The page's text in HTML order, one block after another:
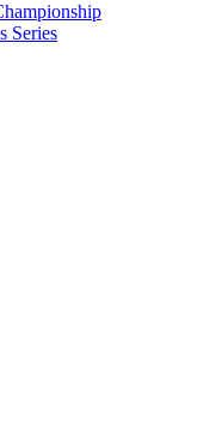
Series